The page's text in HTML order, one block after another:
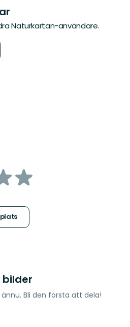
Naturkartan-användare.
Bli den första att dela!